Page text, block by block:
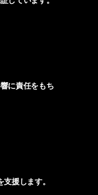
に責任をもち
援します。